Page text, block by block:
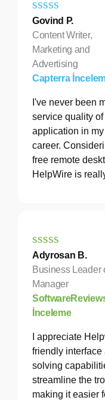
Govind P.
Content Writer,
Marketing and
Advertising
Capterra
I've never been
service quality
application in
career.
free remote
HelpWire is
Adyrosan B.
Business Leader
Manager
İnceleme
I appreciate
friendly interface
solving
streamline the
making it easier